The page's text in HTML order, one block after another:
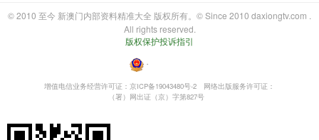
© 2010 至今 新澳门内部资料精准大全 版权所有。© Since 2010 daxiongtv.com .
All rights reserved.
版权保护投诉指引
・
增值电信业务经营许可证：京ICP备19043480号-2
网络出版服务许可证：
（署）网出证（京）字第827号